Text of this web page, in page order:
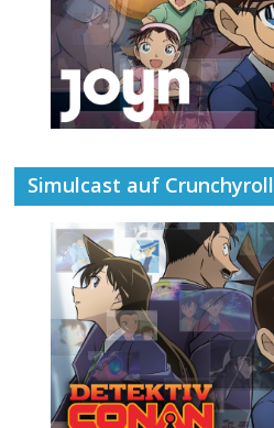
Simulcast auf Crunchyroll